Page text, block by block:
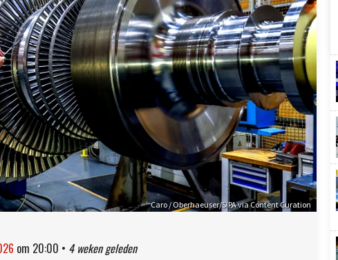
Caro / Oberhaeuser/SIPA via Content Curation
om 20:00 • 4 weken geleden